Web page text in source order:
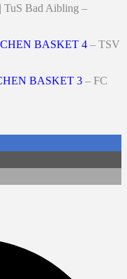
TuS Bad Aibling –
BASKET 4 – TSV
BASKET 3 – FC